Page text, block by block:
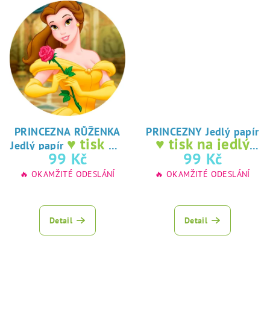
PRINCEZNA RŮŽENKA
Jedlý papír ♥ tisk na
jedlý papír
99 Kč
🔥 OKAMŽITÉ ODESLÁNÍ
Detail
PRINCEZNY Jedlý papír
♥ tisk na jedlý
papír
99 Kč
🔥 OKAMŽITÉ ODESLÁNÍ
Detail